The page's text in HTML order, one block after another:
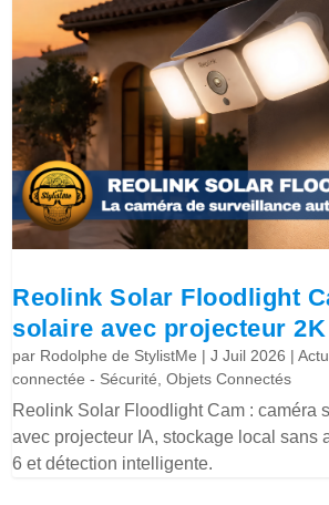
Reolink Solar Floodlight
solaire avec projecteur 2K
par Rodolphe de StylistMe |J Juil 2026 |
connectée - Sécurité ,Objets Connectés
Reolink Solar Floodlight Cam : caméra
avec projecteur IA, stockage local sans
6 et détection intelligente.